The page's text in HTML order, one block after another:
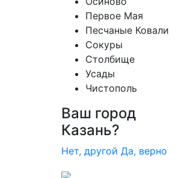
Первое Мая
Песчаные Ковали
Сокуры
Столбище
Усады
Чистополь
Ваш город
Казань?
Нет, другой Да, верно